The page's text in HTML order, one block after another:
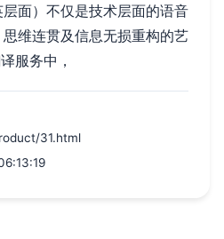
面）不仅是技术层面的语音
维连贯及信息无损重构的艺
服务中，
31.html